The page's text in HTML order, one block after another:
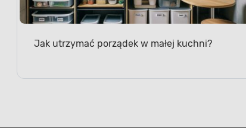
Jak utrzymać porządek w małej kuchni?